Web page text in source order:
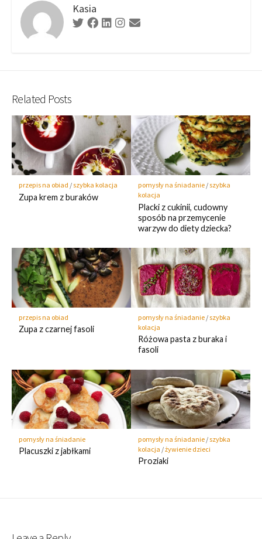
Kasia
Related Posts
przepis na obiad /szybka kolacja
Zupa krem z buraków
pomysły na śniadanie/szybka
kolacja
Placki z cukinii, cudowny
sposób na przemycenie
warzyw do diety dziecka?
przepis na obiad
Zupa z czarnej fasoli
pomysły na śniadanie/szybka
kolacja
Różowa pasta z buraka i
fasoli
pomysły na śniadanie
Placuszki z jabłkami
pomysły na śniadanie/ szybka
kolacja /żywienie dzieci
Proziaki